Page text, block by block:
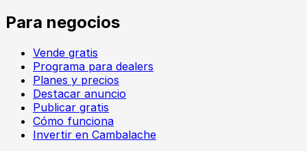
Para negocios
Vende gratis
Programa para dealers
Planes y precios
Destacar anuncio
Publicar gratis
Cómo funciona
Invertir en Cambalache